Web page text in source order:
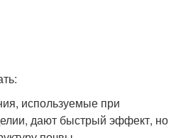
используемые при
дают быстрый эффект, но